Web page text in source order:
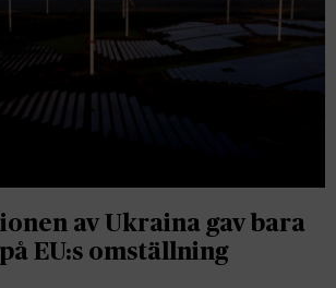
av Ukraina gav bara
EU:s omställning